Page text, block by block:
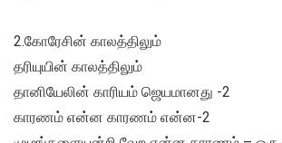
2.கோரேசின் காலத்திலும்
தரியுயின் காலத்திலும்
தானியேலின் காரியம் ஜெயமானது -2
காரணம் என்ன காரணம் என்ன-2